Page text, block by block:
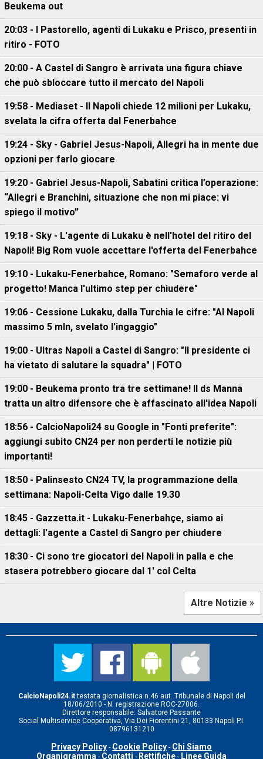
Beukema out
20:03 - I Pastorello, agenti di Lukaku e Prisco, presenti in
ritiro - FOTO
20:00 - A Castel di Sangro è arrivata una figura chiave
che può sbloccare tutto il mercato del Napoli
19:58 - Mediaset - Il Napoli chiede 12 milioni per Lukaku,
svelata la cifra offerta dal Fenerbahce
19:24 - Sky - Gabriel Jesus-Napoli, Allegri ha in mente due
opzioni per farlo giocare
19:20 - Gabriel Jesus-Napoli, Sabatini critica l’operazione:
“Allegri e Branchini, situazione che non mi piace: vi
spiego il motivo”
19:18 - Sky - L'agente di Lukaku è nell'hotel del ritiro del
Napoli! Big Rom vuole accettare l'offerta del Fenerbahce
19:10 - Lukaku-Fenerbahce, Romano: "Semaforo verde al
progetto! Manca l'ultimo step per chiudere"
19:06 - Cessione Lukaku, dalla Turchia le cifre: "Al Napoli
massimo 5 mln, svelato l'ingaggio"
19:00 - Ultras Napoli a Castel di Sangro: "Il presidente ci
ha vietato di salutare la squadra" | FOTO
19:00 - Beukema pronto tra tre settimane! Il ds Manna
tratta un altro difensore che è affascinato all'idea Napoli
18:56 - CalcioNapoli24 su Google in "Fonti preferite":
aggiungi subito CN24 per non perderti le notizie più
importanti!
18:50 - Palinsesto CN24 TV, la programmazione della
settimana: Napoli-Celta Vigo dalle 19.30
18:45 - Gazzetta.it - Lukaku-Fenerbahçe, siamo ai
dettagli: l'agente a Castel di Sangro per chiudere
18:30 - Ci sono tre giocatori del Napoli in palla e che
stasera potrebbero giocare dal 1' col Celta
Altre Notizie »
CalcioNapoli24.ittestata giornalistica n.46 aut. Tribunale di Napoli del
18/06/2010 - N. registrazione ROC-27006.
Direttore responsabile: Salvatore Passante
Social Multiservice Cooperativa, Via Dei Fiorentini 21, 80133 Napoli P.I.
08796131210
Privacy Policy - Cookie Policy - Chi Siamo
Organigramma - Contatti - Rettifiche - Linee Guida